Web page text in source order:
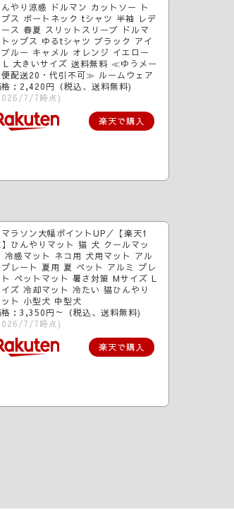
んやり涼感 ドルマン カットソー ト
プス ボートネック tシャツ 半袖 レデ
ース 春夏 スリットスリーブ ドルマ
トップス ゆるtシャツ ブラック アイ
ブルー キャメル オレンジ イエロー
L 大きいサイズ 送料無料 ≪ゆうメー
便配送20・代引不可≫ ルームウェア
：2,420円（税込、送料無料)
7/7時点)
楽天で購入
マラソン大幅ポイントUP／【楽天1
ひんやりマット 猫 犬 クールマッ
冷感マット ネコ用 犬用マット アル
プレート 夏用 夏 ペット アルミ プレ
ト ペットマット 暑さ対策 Mサイズ L
ズ 冷却マット 冷たい 猫ひんやり
ット 小型犬 中型犬
：3,350円～（税込、送料無料)
7/7時点)
楽天で購入